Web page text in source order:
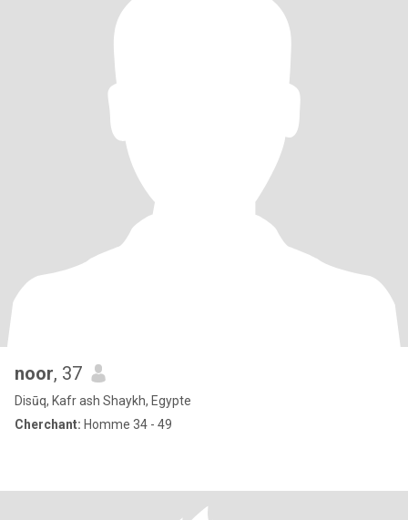
noor, 37
Disūq, Kafr ash Shaykh, Egypte
Cherchant: Homme 34 - 49